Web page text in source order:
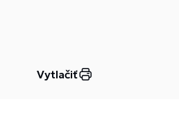
Vytlačiť